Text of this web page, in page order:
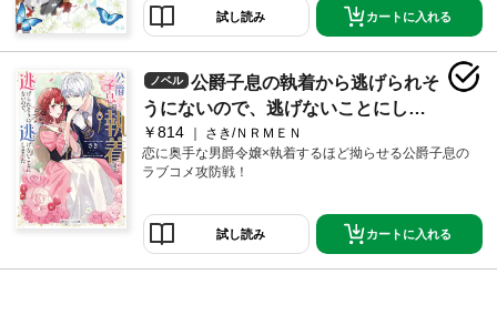
試し読み カートに入れる
ノベル
公爵子息の執着から逃げられそ
うにないので、逃げないことにしま
した【電子特典付き】
￥814
さき/ＮＲＭＥＮ
恋に奥手な男爵令嬢×執着するほど拗らせる公爵子息の
ラブコメ攻防戦！
試し読み カートに入れる